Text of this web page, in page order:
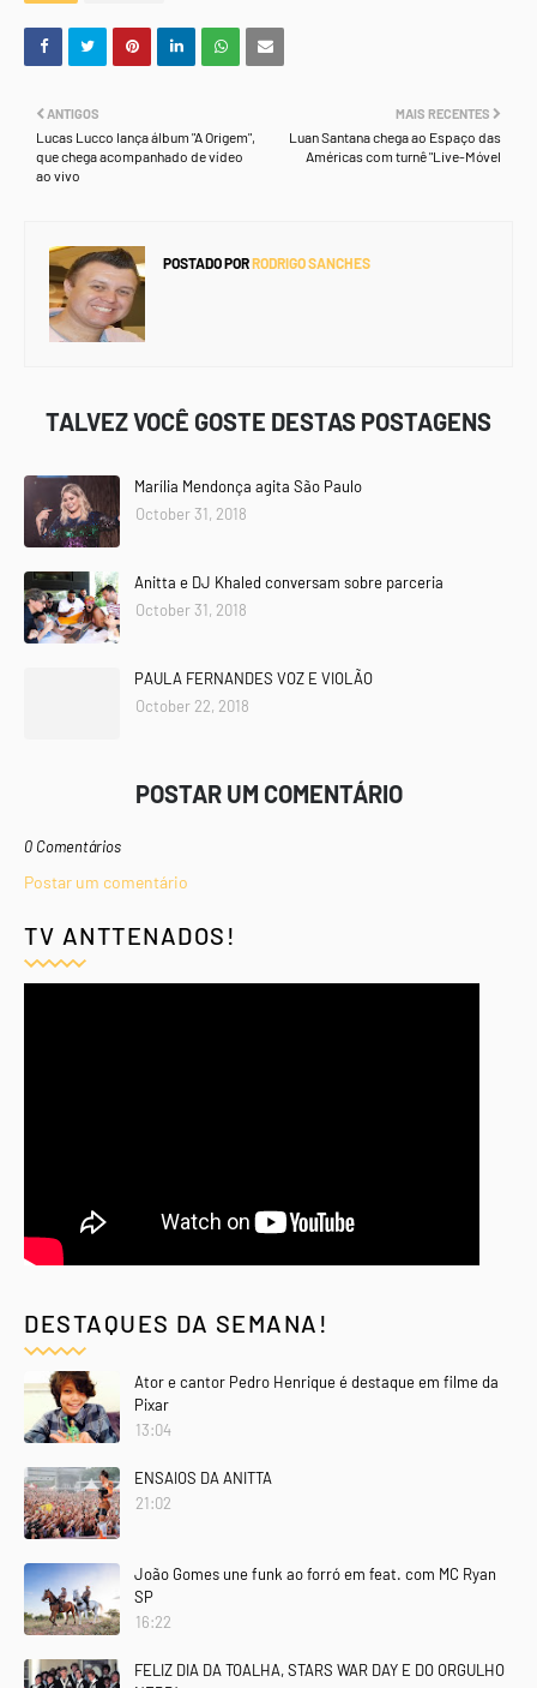
MAIS RECENTES
Luan Santana chega ao Espaço das
Américas com turnê "Live-Móvel
ANTIGOS
Lucas Lucco lança álbum "A Origem",
que chega acompanhado de vídeo
ao vivo
POSTADO PORRODRIGO SANCHES
TALVEZ VOCÊ GOSTE DESTAS POSTAGENS
Marília Mendonça agita São Paulo
October 31, 2018
Anitta e DJ Khaled conversam sobre parceria
October 31, 2018
PAULA FERNANDES VOZ E VIOLÃO
October 22, 2018
POSTAR UM COMENTÁRIO
0 Comentários
Postar um comentário
TV ANTTENADOS!
DESTAQUES DA SEMANA!
Ator e cantor Pedro Henrique é destaque em filme da
Pixar
13:04
ENSAIOS DA ANITTA
21:02
João Gomes une funk ao forró em feat. com MC Ryan
SP
16:22
FELIZ DIA DA TOALHA, STARS WAR DAY E DO ORGULHO